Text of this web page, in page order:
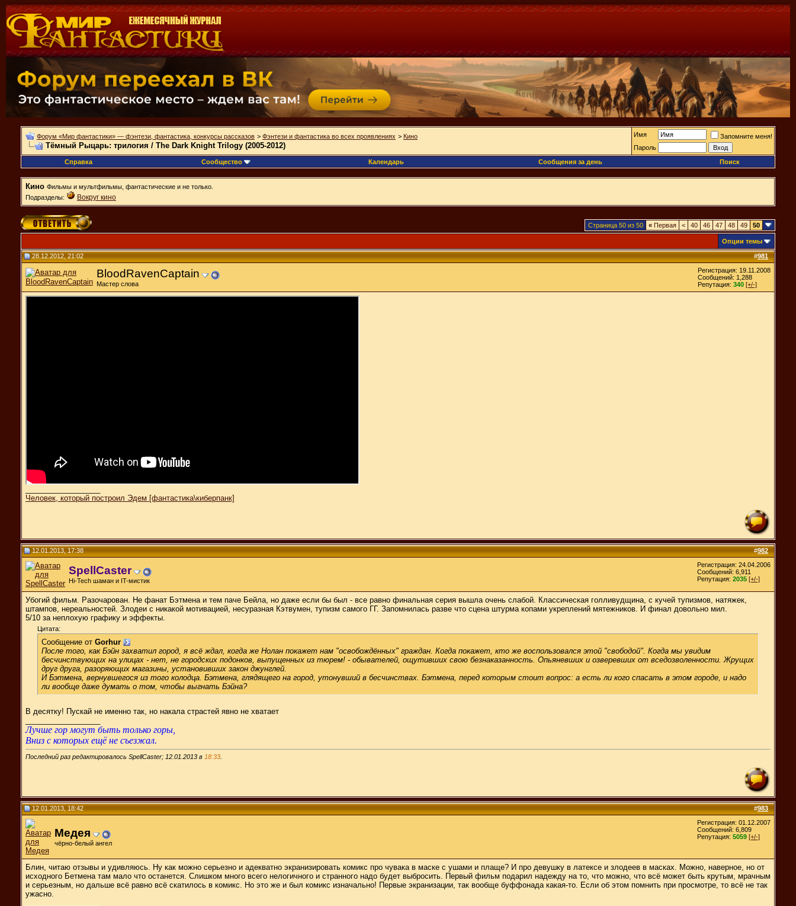
Форум «Мир фантастики» — фэнтези, фантастика, конкурсы рассказов > Фэнтези и фантастика во всех проявлениях > Кино
Тёмный Рыцарь: трилогия / The Dark Knight Trilogy (2005-2012)
Имя
Запомните меня!
Пароль
Справка
Сообщество Календарь Сообщения за день Поиск
Кино Фильмы и мультфильмы, фантастические и не только.
Подразделы:
Вокруг кино
Страница 50 из 50 « Первая < 40 46 47 48 49 50
Опции темы
#981
28.12.2012, 21:02
BloodRavenCaptain
Мастер слова
Регистрация: 19.11.2008
Сообщений: 1,288
Репутация: 340 [+/-]
Человек, который построил Эдем [фантастика\киберпанк]
#982
12.01.2013, 17:38
SpellCaster
Hi-Tech шаман и IT-мистик
Регистрация: 24.04.2006
Сообщений: 6,911
Репутация: 2035 [+/-]
Убогий фильм. Разочарован. Не фанат Бэтмена и тем паче Бейла, но даже если бы был - все равно финальная серия вышла очень слабой. Классическая голливудщина, с кучей тупизмов, натяжек,
штампов, нереальностей. Злодеи с никакой мотивацией, несуразная Кэтвумен, тупизм самого ГГ. Запомнилась разве что сцена штурма копами укреплений мятежников. И финал довольно мил.
5/10 за неплохую графику и эффекты.
Цитата:
Сообщение от Gorhur
После того, как Бэйн захватил город, я всё ждал, когда же Нолан покажет нам "освобождённых" граждан. Когда покажет, кто же воспользовался этой "свободой". Когда мы увидим
бесчинствующих на улицах - нет, не городских подонков, выпущенных из тюрем! - обывателей, ощутивших свою безнаказанность. Опьяневших и озверевших от вседозволенности. Жрущих
друг друга, разоряющих магазины, установивших закон джунглей.
И Бэтмена, вернувшегося из того колодца. Бэтмена, глядящего на город, утонувший в бесчинствах. Бэтмена, перед которым стоит вопрос: а есть ли кого спасать в этом городе, и надо
ли вообще даже думать о том, чтобы выгнать Бэйна?
В десятку! Пускай не именно так, но накала страстей явно не хватает
Лучше гор могут быть только горы,
Вниз с которых ещё не съезжал.
Последний раз редактировалось SpellCaster; 12.01.2013 в 18:33
#983
12.01.2013, 18:42
Медея
чёрно-белый ангел
Регистрация: 01.12.2007
Сообщений: 6,809
Репутация: 5059 [+/-]
Блин, читаю отзывы и удивляюсь. Ну как можно серьезно и адекватно экранизировать комикс про чувака в маске с ушами и плаще? И про девушку в латексе и злодеев в масках. Можно, наверное, но от
исходного Бетмена там мало что останется. Слишком много всего нелогичного и странного надо будет выбросить. Первый фильм подарил надежду на то, что можно, что всё может быть крутым, мрачным
и серьезным, но дальше всё равно всё скатилось в комикс. Но это же и был комикс изначально! Первые экранизации, так вообще буффонада какая-то. Если об этом помнить при просмотре, то всё не так
ужасно.